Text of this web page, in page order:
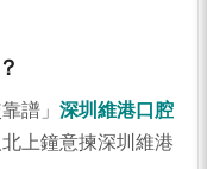
譜」 深圳維港口腔
上鐘意揀深圳維港